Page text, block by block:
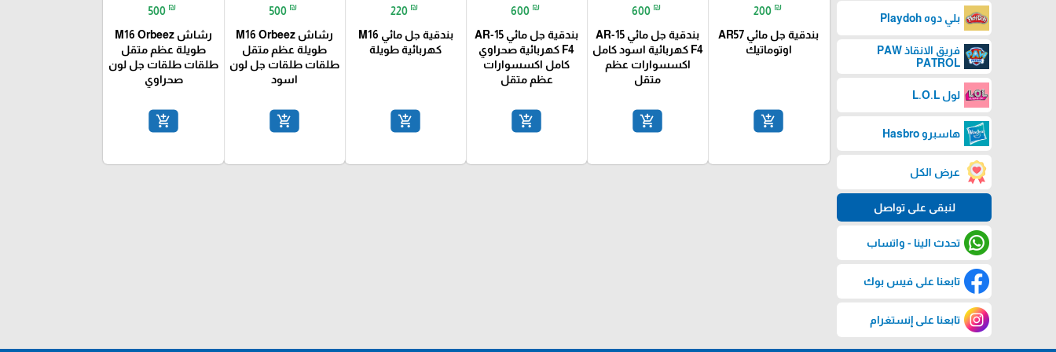
بلي دوه Playdoh
فريق الانقاذ PAW
PATROL
لول L.O.L
هاسبرو Hasbro
عرض الكل
لنبقى على تواصل
تحدث الينا - واتساب
تابعنا على فيس بوك
تابعنا على إنستغرام
200 ₪
بندقية جل مائي AR57
اوتوماتيك
add_shopping_cart
600 ₪
بندقية جل مائي AR-15
F4 كهربائية اسود كامل
اكسسوارات عظم
متقل
add_shopping_cart
600 ₪
بندقية جل مائي AR-15
F4 كهربائية صحراوي
كامل اكسسوارات
عظم متقل
add_shopping_cart
220 ₪
بندقية جل مائي M16
كهربائية طويلة
add_shopping_cart
500 ₪
رشاش M16 Orbeez
طويلة عظم متقل
طلقات طلقات جل لون
اسود
add_shopping_cart
500 ₪
رشاش M16 Orbeez
طويلة عظم متقل
طلقات طلقات جل لون
صحراوي
add_shopping_cart